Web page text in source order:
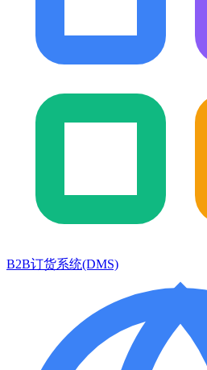
B2B订货系统(DMS)